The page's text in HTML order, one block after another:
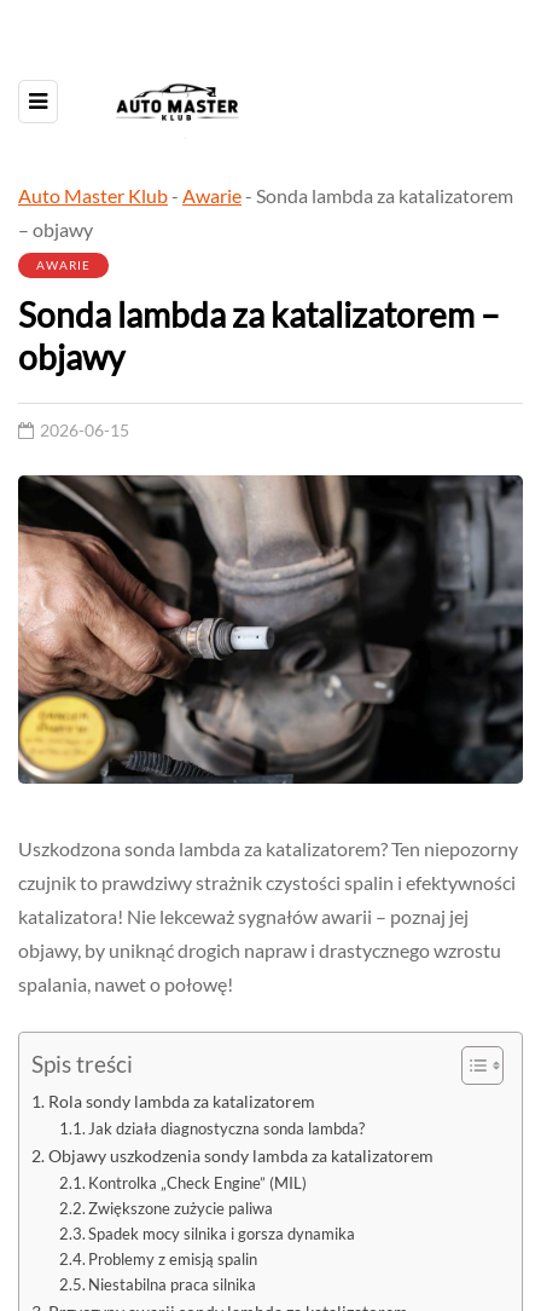
Auto Master Klub- Awarie- Sonda lambda za katalizatorem
– objawy
AWARIE
Sonda lambda za katalizatorem –
objawy
2026-06-15
Uszkodzona sonda lambda za katalizatorem? Ten niepozorny
czujnik to prawdziwy strażnik czystości spalin i efektywności
katalizatora! Nie lekceważ sygnałów awarii – poznaj jej
objawy, by uniknąć drogich napraw i drastycznego wzrostu
spalania, nawet o połowę!
Spis treści
Rola sondy lambda za katalizatorem
Jak działa diagnostyczna sonda lambda?
Objawy uszkodzenia sondy lambda za katalizatorem
Kontrolka „Check Engine” (MIL)
Zwiększone zużycie paliwa
Spadek mocy silnika i gorsza dynamika
Problemy z emisją spalin
Niestabilna praca silnika